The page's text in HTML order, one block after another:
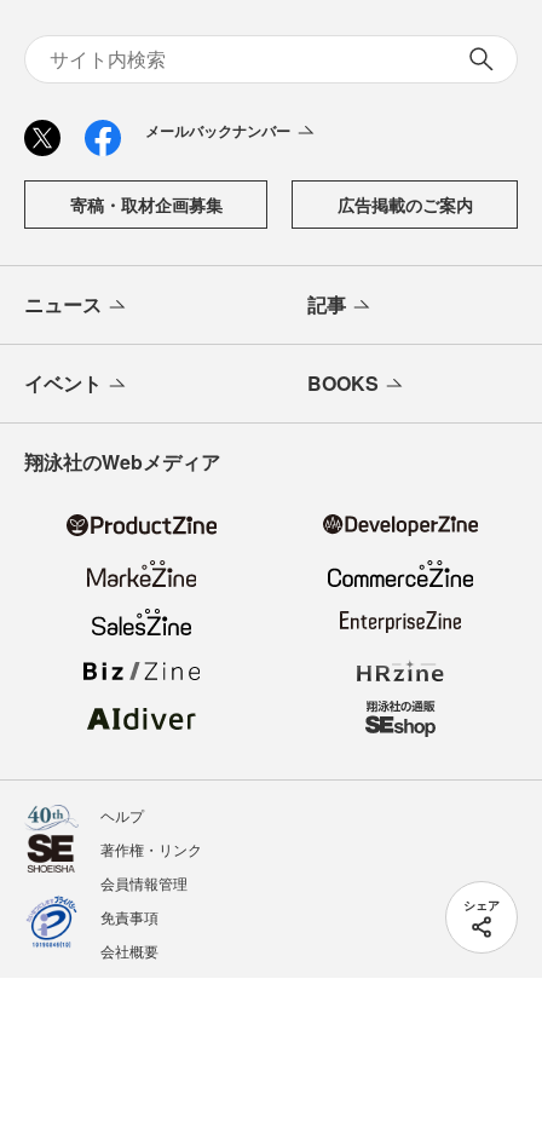
シェア
メールバックナンバー
寄稿・取材企画募集 広告掲載のご案内
ニュース 記事
イベント BOOKS
翔泳社のWebメディア
ヘルプ
著作権・リンク
会員情報管理
免責事項
会社概要